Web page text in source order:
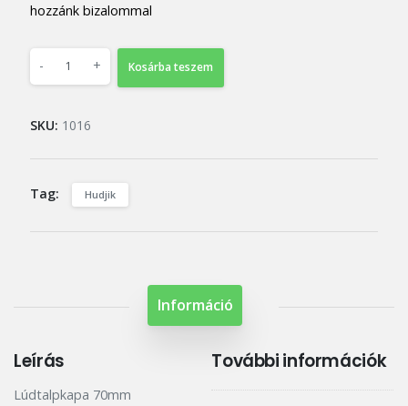
hozzánk bizalommal
- + Kosárba teszem
SKU: 1016
Tag: Hudjik
Információ
Leírás
Lúdtalpkapa 70mm
További információk